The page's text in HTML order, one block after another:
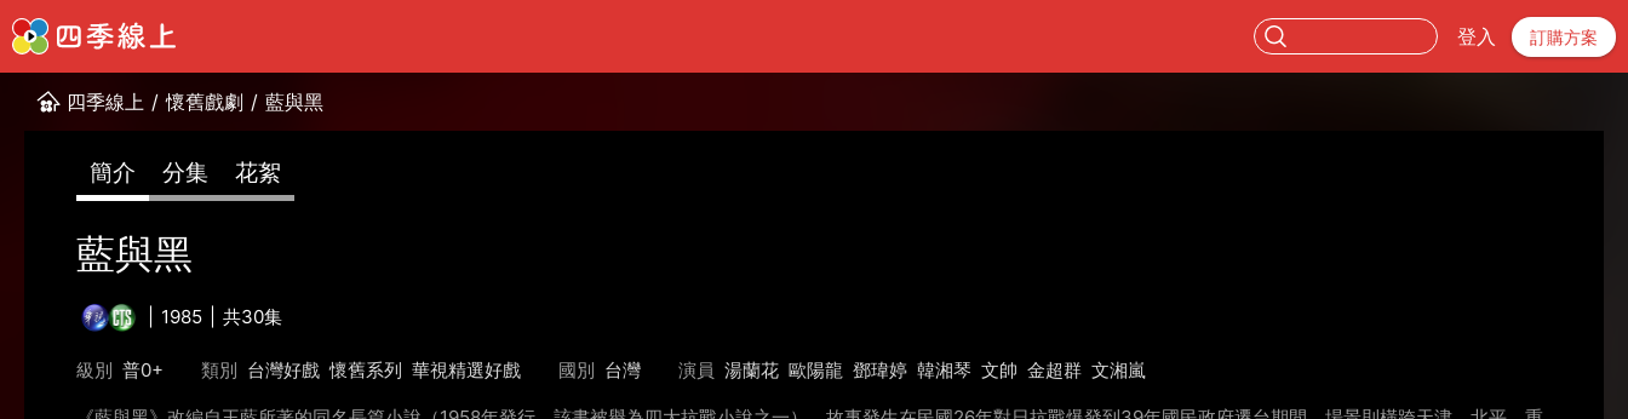
登入 訂購方案
四季線上 / 懷舊戲劇 / 藍與黑
簡介 分集 花絮
藍與黑
1985 共30集
級別 普0+ 類別 台灣好戲 懷舊系列 華視精選好戲 國別 台灣 演員 湯蘭花 歐陽龍 鄧瑋婷 韓湘琴 文帥 金超群 文湘嵐